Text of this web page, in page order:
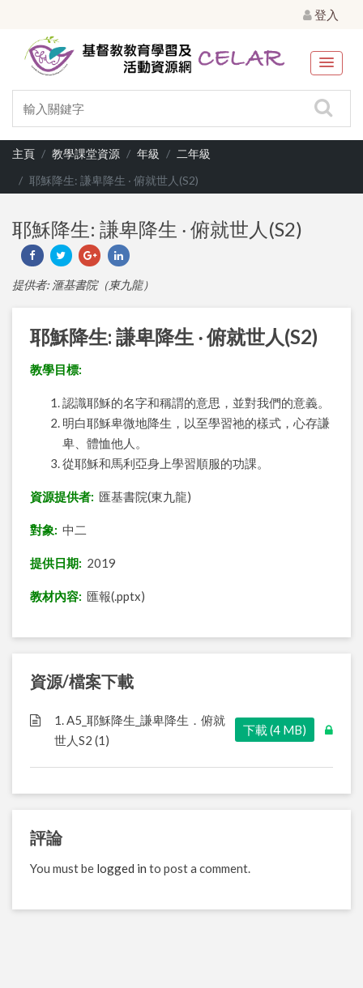
登入
主頁 教學課堂資源 年級
二年級
耶穌降生: 謙卑降生 ‧ 俯就世人(S2)
耶穌降生: 謙卑降生 ‧ 俯就世人(S2)
提供者: 滙基書院（東九龍）
耶穌降生: 謙卑降生 ‧ 俯就世人(S2)
教學目標:
認識耶穌的名字和稱謂的意思，並對我們的意義。
明白耶穌卑微地降生，以至學習祂的樣式，心存謙
卑、體恤他人。
從耶穌和馬利亞身上學習順服的功課。
資源提供者: 匯基書院(東九龍)
對象: 中二
提供日期: 2019
教材內容: 匯報(.pptx)
資源/檔案下載
1. A5_耶穌降生_謙卑降生．俯就
世人S2 (1)
下載 (4 MB)
評論
You must be logged in to post a comment.